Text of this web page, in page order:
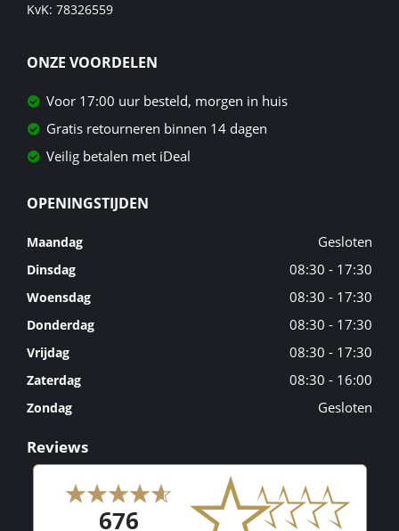
KvK: 78326559
ONZE VOORDELEN
Voor 17:00 uur besteld, morgen in huis
Gratis retourneren binnen 14 dagen
Veilig betalen met iDeal
OPENINGSTIJDEN
Maandag Gesloten
Dinsdag 08:30 - 17:30
Woensdag 08:30 - 17:30
Donderdag 08:30 - 17:30
Vrijdag 08:30 - 17:30
Zaterdag 08:30 - 16:00
Zondag Gesloten
Reviews